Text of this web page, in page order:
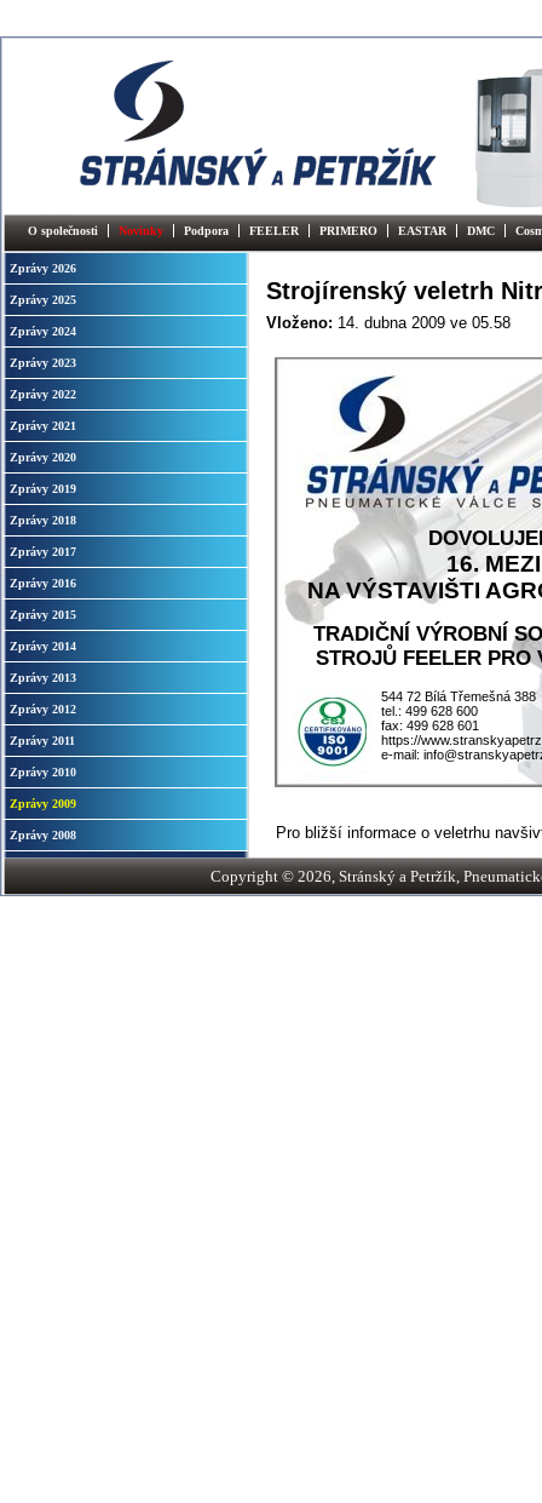
O společnosti Novinky Podpora FEELER PRIMERO EASTAR DMC
Zprávy 2026
Zprávy 2025
Zprávy 2024
Zprávy 2023
Zprávy 2022
Zprávy 2021
Zprávy 2020
Zprávy 2019
Zprávy 2018
Zprávy 2017
Zprávy 2016
Zprávy 2015
Zprávy 2014
Zprávy 2013
Zprávy 2012
Zprávy 2011
Zprávy 2010
Zprávy 2009
Zprávy 2008
Strojírenský veletrh
Vloženo: 14. dubna 2009 ve 05.58
16.
NA VÝSTAVIŠTI
TRADIČNÍ VÝROBNÍ
STROJŮ FEELER PRO
544 72 Bílá Třemešná 388
tel.: 499 628 600
fax: 499 628 601
https://
e-mail:
Pro bližší informace o veletrhu
Copyright © 2026, Stránský a Petržík,